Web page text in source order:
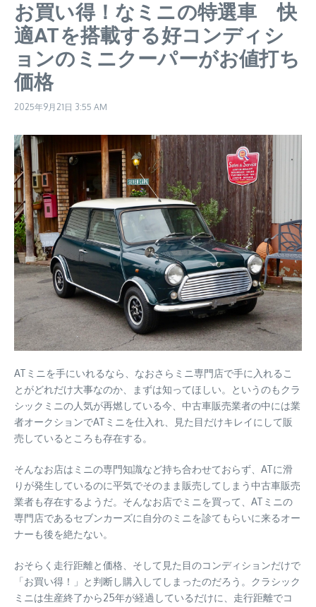
お買い得！なミニの特選車 快
適ATを搭載する好コンディシ
ョンのミニクーパーがお値打ち
価格
2025年9月21日 3:55 AM
ATミニを手にいれるなら、なおさらミニ専門店で手に入れるこ
とがどれだけ大事なのか、まずは知ってほしい。というのもクラ
シックミニの人気が再燃している今、中古車販売業者の中には業
者オークションでATミニを仕入れ、見た目だけキレイにして販
売しているところも存在する。
そんなお店はミニの専門知識など持ち合わせておらず、ATに滑
りが発生しているのに平気でそのまま販売してしまう中古車販売
業者も存在するようだ。そんなお店でミニを買って、ATミニの
専門店であるセブンカーズに自分のミニを診てもらいに来るオー
ナーも後を絶たない。
おそらく走行距離と価格、そして見た目のコンディションだけで
「お買い得！」と判断し購入してしまったのだろう。クラシック
ミニは生産終了から25年が経過しているだけに、走行距離でコ